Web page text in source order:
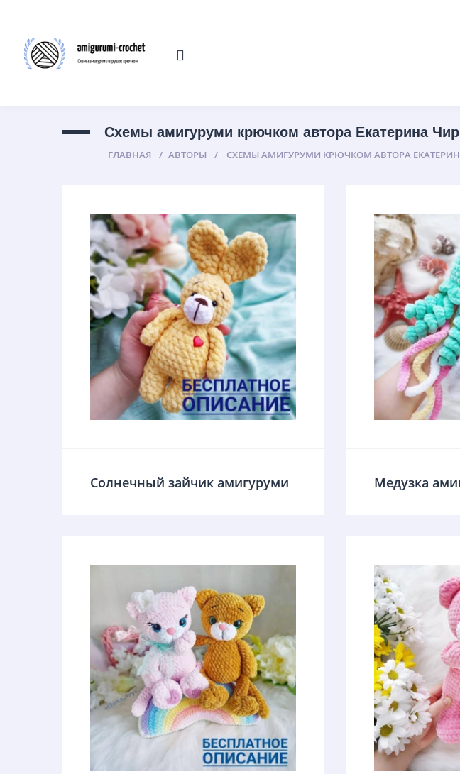
Cхемы амигуруми крючком автора Екатерина
ГЛАВНАЯ АВТОРЫ CХЕМЫ АМИГУРУМИ КРЮЧКОМ АВТОРА
Солнечный зайчик амигуруми Медузка